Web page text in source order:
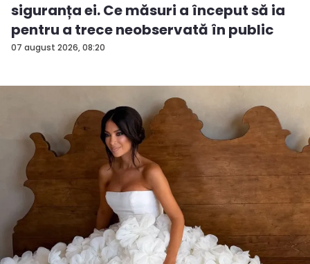
07 august 2026, 08:20
siguranța ei. Ce măsuri a început să ia
pentru a trece neobservată în public